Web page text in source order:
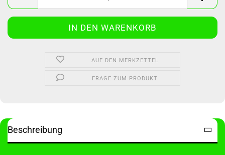
AUF DEN MERKZETTEL
FRAGE ZUM PRODUKT
Beschreibung